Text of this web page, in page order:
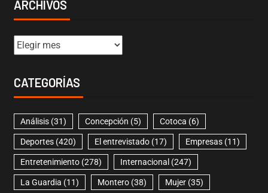
ARCHIVOS
CATEGORÍAS
Análisis(31) Concepción (5) Cotoca (6)
Deportes(420) El entrevistado(17) Empresas(11)
Entretenimiento(278) Internacional (247)
La Guardia (11) Montero(38) Mujer(35)